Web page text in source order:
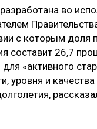
во
с которым
составит 26,7
«активного
уровня и